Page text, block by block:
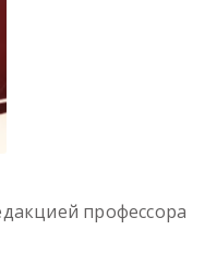
профессора